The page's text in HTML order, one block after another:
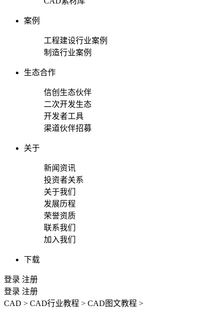
案例
工程建设行业案例
制造行业案例
生态合作
信创生态伙伴
二次开发生态
开发者工具
渠道伙伴招募
关于
新闻资讯
投资者关系
关于我们
发展历程
荣誉资质
联系我们
加入我们
下载
登录 注册
登录 注册
CAD > CAD行业教程 > CAD图文教程 >